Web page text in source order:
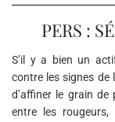
PERS :
S’il y a bien un
contre les signes de
d’affiner le grain de
entre les rougeurs,